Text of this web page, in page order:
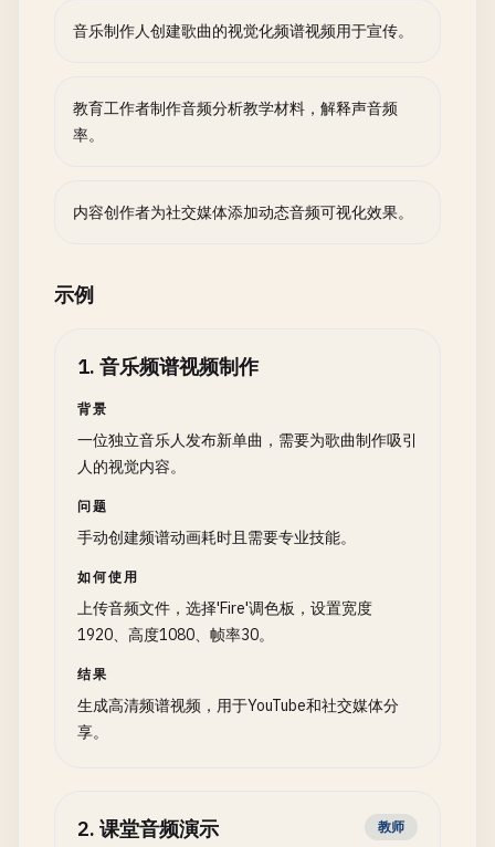
音乐制作人创建歌曲的视觉化频谱视频用于宣传。
教育工作者制作音频分析教学材料，解释声音频
率。
内容创作者为社交媒体添加动态音频可视化效果。
示例
1. 音乐频谱视频制作
背景
一位独立音乐人发布新单曲，需要为歌曲制作吸引
人的视觉内容。
问题
手动创建频谱动画耗时且需要专业技能。
如何使用
上传音频文件，选择'Fire'调色板，设置宽度
1920、高度1080、帧率30。
结果
生成高清频谱视频，用于YouTube和社交媒体分
享。
2. 课堂音频演示 教师